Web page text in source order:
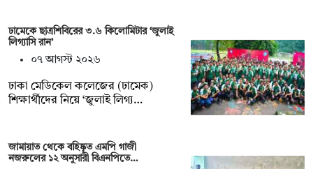
ঢামেকে ছাত্রশিবিরের ৩.৬ কিলোমিটার ‘জুলাই
লিগ্যাসি রান’
০৭ আগস্ট ২০২৬
ঢাকা মেডিকেল কলেজের (ঢামেক)
শিক্ষার্থীদের নিয়ে ‘জুলাই লিগ্য…
জামায়াত থেকে বহিষ্কৃত এমপি গাজী
নজরুলের ১২ অনুসারী বিএনপিতে…